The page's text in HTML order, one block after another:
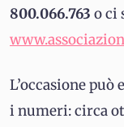
800.066.763 o ci
L’occasione può
i numeri: circa